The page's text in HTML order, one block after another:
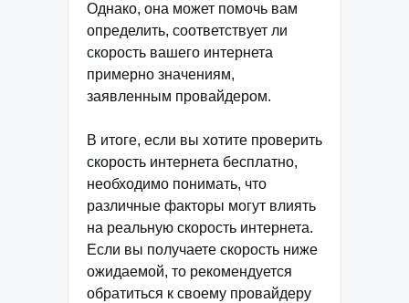
Однако, она может помочь вам
определить, соответствует ли
скорость вашего интернета
примерно значениям,
заявленным провайдером.
В итоге, если вы хотите проверить
скорость интернета бесплатно,
необходимо понимать, что
различные факторы могут влиять
на реальную скорость интернета.
Если вы получаете скорость ниже
ожидаемой, то рекомендуется
обратиться к своему провайдеру